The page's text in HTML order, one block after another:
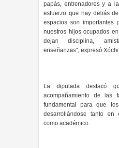
papás, entrenadores y a
esfuerzo que hay detrás
espacios son importantes
nuestros hijos ocupados
dejan disciplina,
enseñanzas", expresó
La diputada destacó
acompañamiento de las
fundamental para que
desarrollándose tanto en
como académico.